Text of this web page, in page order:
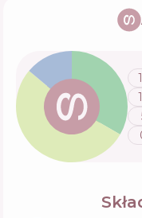
UIQ
Aktywne
Missha
Cleanser
Skład
Aktywne
Funkcje